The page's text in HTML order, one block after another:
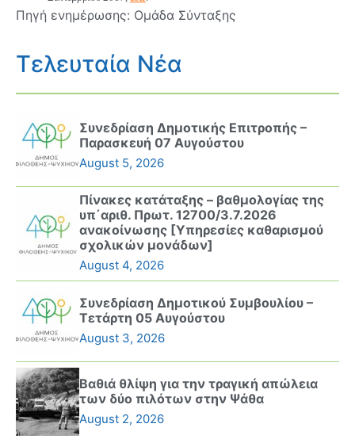
Πηγή ενημέρωσης: Ομάδα Σύνταξης
Τελευταία Νέα
Συνεδρίαση Δημοτικής Επιτροπής –
Παρασκευή 07 Αυγούστου
August 5, 2026
Πίνακες κατάταξης – βαθμολογίας της
υπ΄αριθ. Πρωτ. 12700/3.7.2026
ανακοίνωσης [Υπηρεσίες καθαρισμού
σχολικών μονάδων]
August 4, 2026
Συνεδρίαση Δημοτικού Συμβουλίου –
Τετάρτη 05 Αυγούστου
August 3, 2026
Βαθιά θλίψη για την τραγική απώλεια
των δύο πιλότων στην Ψάθα
August 2, 2026